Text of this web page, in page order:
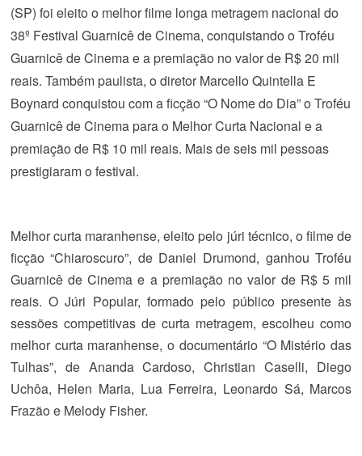
(SP) foi eleito o melhor filme longa metragem nacional do
38º Festival Guarnicê de Cinema, conquistando o Troféu
Guarnicê de Cinema e a premiação no valor de R$ 20 mil
reais. Também paulista, o diretor Marcello Quintella E
Boynard conquistou com a ficção “O Nome do Dia” o Troféu
Guarnicê de Cinema para o Melhor Curta Nacional e a
premiação de R$ 10 mil reais. Mais de seis mil pessoas
prestigiaram o festival.
Melhor curta maranhense, eleito pelo júri técnico, o filme de
ficção “Chiaroscuro”, de Daniel Drumond, ganhou Troféu
Guarnicê de Cinema e a premiação no valor de R$ 5 mil
reais. O Júri Popular, formado pelo público presente às
sessões competitivas de curta metragem, escolheu como
melhor curta maranhense, o documentário “O Mistério das
Tulhas”, de Ananda Cardoso, Christian Caselli, Diego
Uchôa, Helen Maria, Lua Ferreira, Leonardo Sá, Marcos
Frazão e Melody Fisher.